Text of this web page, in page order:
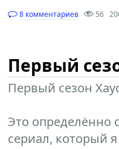
8 комментариев 56
Первый
Первый сезон
Это определённо
сериал, который